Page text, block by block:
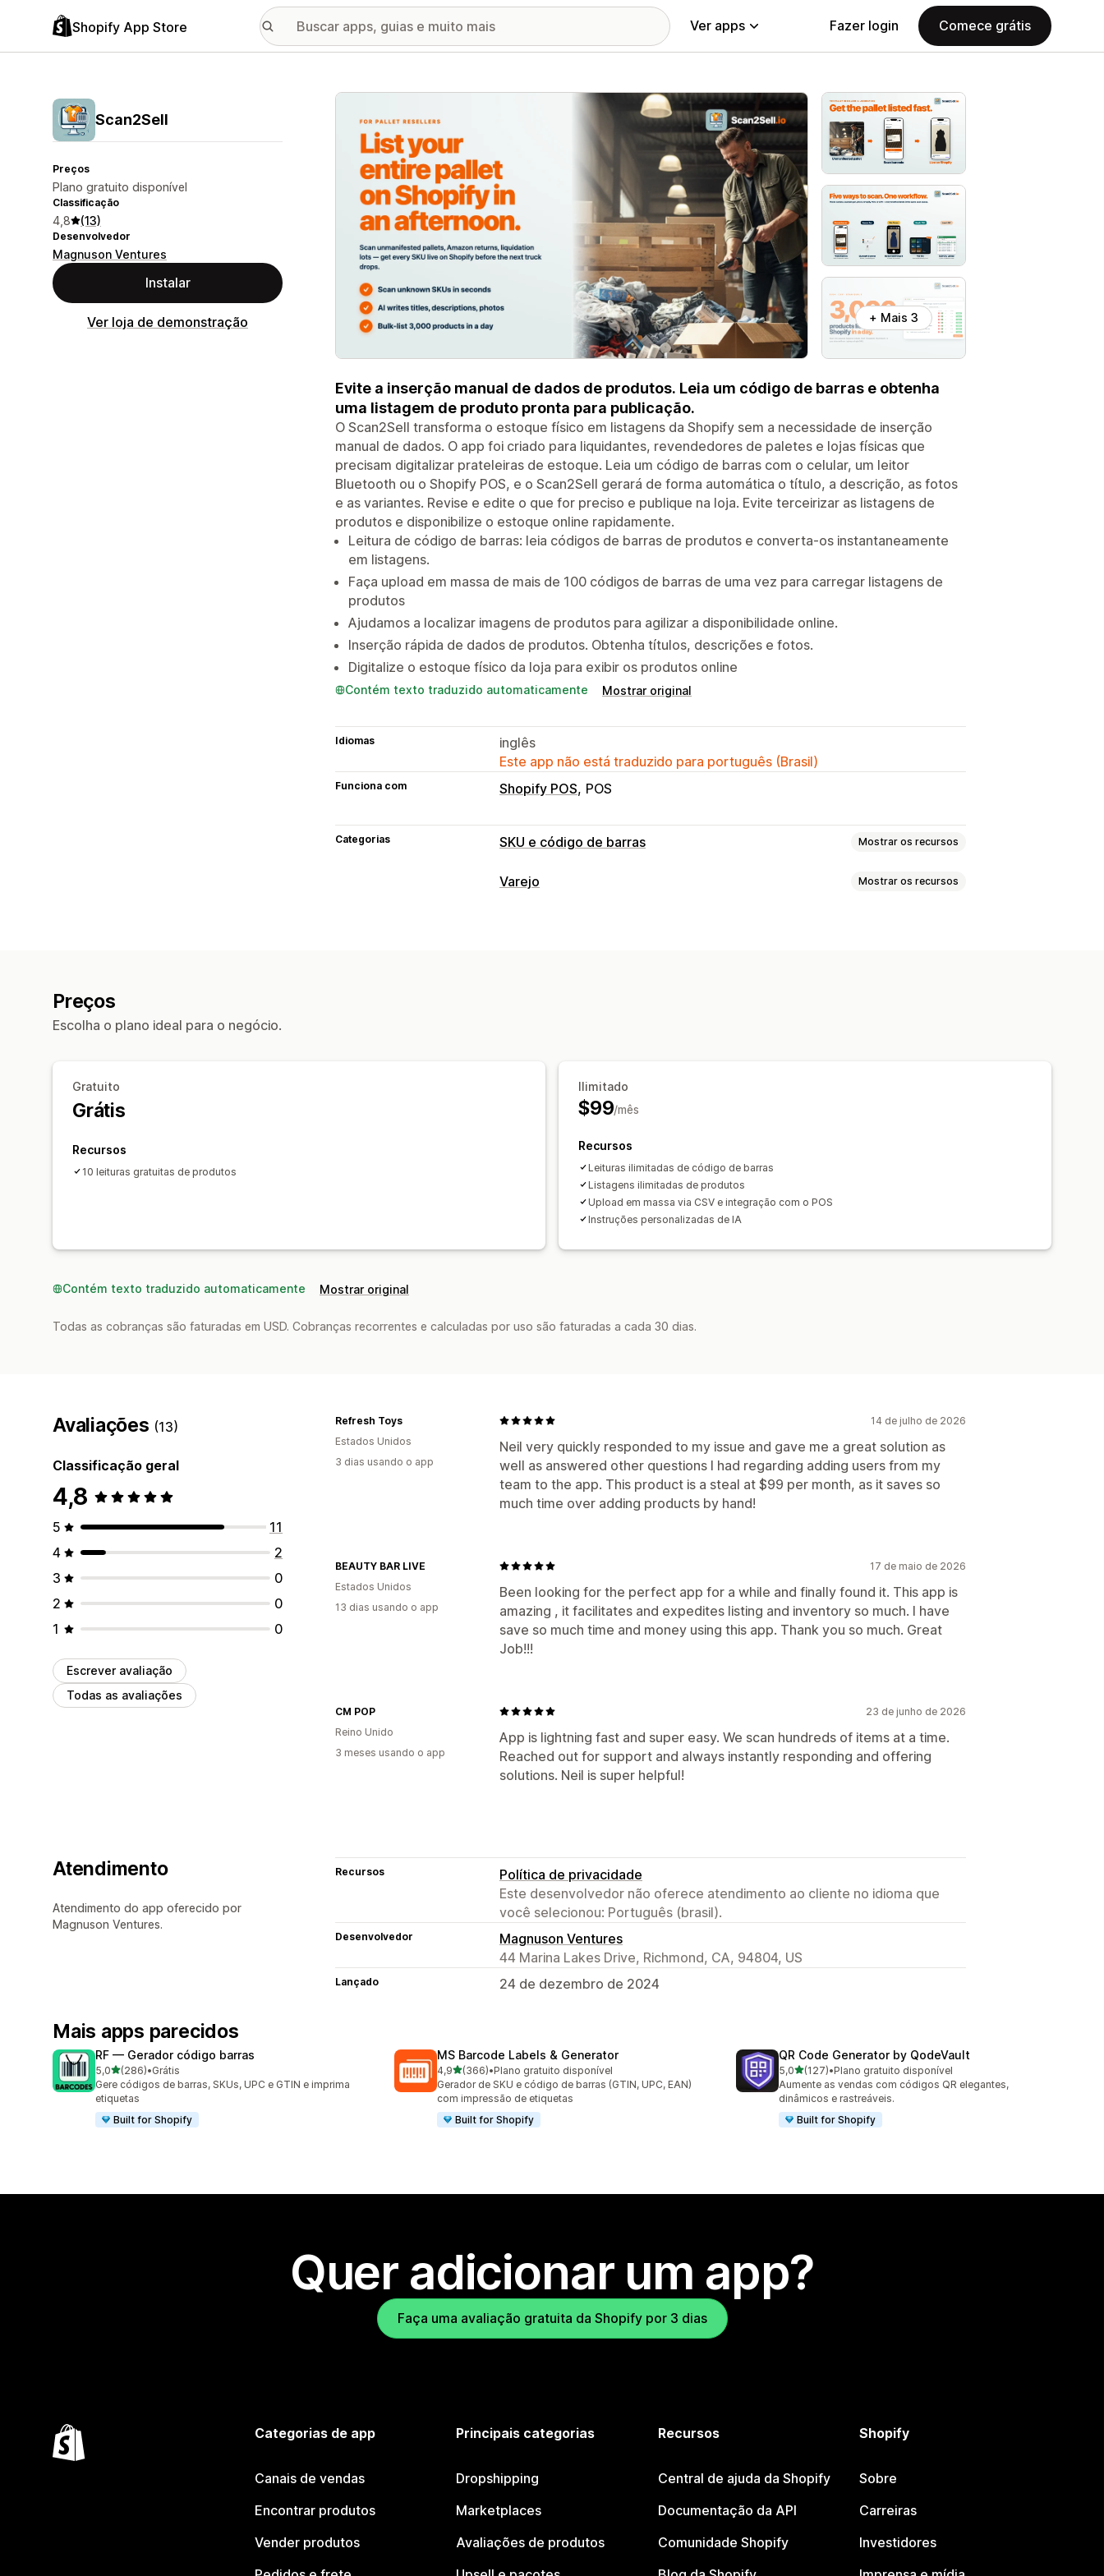
Shopify App Store Ver apps Fazer login Comece grátis
Scan2Sell
Preços
Plano gratuito disponível
Classificação
4,8 (13)
Desenvolvedor
Magnuson Ventures
Instalar
Ver loja de demonstração
Galeria de imagens em destaque
+ Mais 3
Evite a inserção manual de dados de produtos. Leia um código de barras e obtenha
uma listagem de produto pronta para publicação.
O Scan2Sell transforma o estoque físico em listagens da Shopify sem a necessidade de inserção
manual de dados. O app foi criado para liquidantes, revendedores de paletes e lojas físicas que
precisam digitalizar prateleiras de estoque. Leia um código de barras com o celular, um leitor
Bluetooth ou o Shopify POS, e o Scan2Sell gerará de forma automática o título, a descrição, as fotos
e as variantes. Revise e edite o que for preciso e publique na loja. Evite terceirizar as listagens de
produtos e disponibilize o estoque online rapidamente.
Leitura de código de barras: leia códigos de barras de produtos e converta-os instantaneamente
em listagens.
Faça upload em massa de mais de 100 códigos de barras de uma vez para carregar listagens de
produtos
Ajudamos a localizar imagens de produtos para agilizar a disponibilidade online.
Inserção rápida de dados de produtos. Obtenha títulos, descrições e fotos.
Digitalize o estoque físico da loja para exibir os produtos online
Contém texto traduzido automaticamente Mostrar original
Idiomas
inglês
Este app não está traduzido para português (Brasil)
Funciona com Shopify POS POS
Categorias SKU e código de barras Mostrar os recursos
Gerenciamento de código de barras
Varejo Mostrar os recursos
Preços
Escolha o plano ideal para o negócio.
Gratuito
Grátis
Recursos
10 leituras gratuitas de produtos
Ilimitado
$99/mês
Recursos
Leituras ilimitadas de código de barras
Listagens ilimitadas de produtos
Upload em massa via CSV e integração com o POS
Instruções personalizadas de IA
Contém texto traduzido automaticamente Mostrar original
Todas as cobranças são faturadas em USD. Cobranças recorrentes e calculadas por uso são faturadas a cada 30 dias.
Avaliações (13)
Classificação geral
4,8
5
11
4
2
3
0
2
0
1
0
Escrever avaliação
Todas as avaliações
14 de julho de 2026
Neil very quickly responded to my issue and gave me a great solution as
well as answered other questions I had regarding adding users from my
team to the app. This product is a steal at $99 per month, as it saves so
much time over adding products by hand!
Refresh Toys
Estados Unidos
3 dias usando o app
17 de maio de 2026
Been looking for the perfect app for a while and finally found it. This app is
amazing , it facilitates and expedites listing and inventory so much. I have
save so much time and money using this app. Thank you so much. Great
Job!!!
BEAUTY BAR LIVE
Estados Unidos
13 dias usando o app
23 de junho de 2026
App is lightning fast and super easy. We scan hundreds of items at a time.
Reached out for support and always instantly responding and offering
solutions. Neil is super helpful!
CM POP
Reino Unido
3 meses usando o app
Atendimento
Atendimento do app oferecido por
Magnuson Ventures.
Recursos
Política de privacidade
Este desenvolvedor não oferece atendimento ao cliente no idioma que
você selecionou: Português (brasil).
Desenvolvedor
Magnuson Ventures
44 Marina Lakes Drive, Richmond, CA, 94804, US
Lançado 24 de dezembro de 2024
Mais apps parecidos
RF — Gerador código barras
5,0de 5 estrelas
(286)
286 avaliações ao todo
•Grátis
Gere códigos de barras, SKUs, UPC e GTIN e imprima
etiquetas
Built for Shopify
MS Barcode Labels & Generator
4,9de 5 estrelas
(366)
366 avaliações ao todo
•Plano gratuito disponível
Gerador de SKU e código de barras (GTIN, UPC, EAN)
com impressão de etiquetas
Built for Shopify
QR Code Generator by QodeVault
5,0de 5 estrelas
(127)
127 avaliações ao todo
•Plano gratuito disponível
Aumente as vendas com códigos QR elegantes,
dinâmicos e rastreáveis.
Built for Shopify
Quer adicionar um app?
Faça uma avaliação gratuita da Shopify por 3 dias
Categorias de app
Canais de vendas
Encontrar produtos
Vender produtos
Principais categorias
Dropshipping
Marketplaces
Avaliações de produtos
Recursos
Central de ajuda da Shopify
Documentação da API
Comunidade Shopify
Shopify
Sobre
Carreiras
Investidores